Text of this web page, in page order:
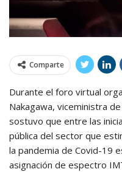
Comparte
Durante el foro virtual
Nakagawa, viceministra
sostuvo que entre las
pública del sector que
la pandemia de Covid-19
asignación de espectro